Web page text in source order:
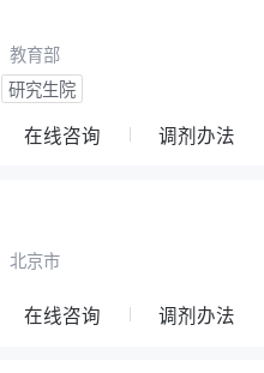
教育部
研究生院
在线咨询 调剂办法
北京市
在线咨询 调剂办法